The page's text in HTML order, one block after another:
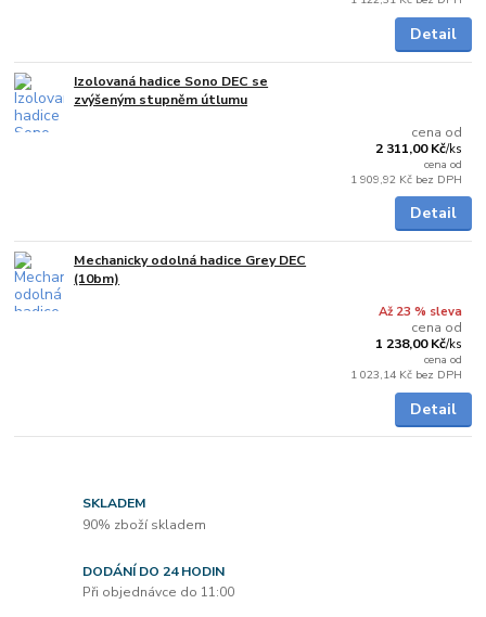
Detail
Izolovaná hadice Sono DEC se
zvýšeným stupněm útlumu
cena od
2 311,00 Kč/ks
cena od
1 909,92 Kč bez DPH
Detail
Mechanicky odolná hadice Grey DEC
(10bm)
Až 23 % sleva
cena od
1 238,00 Kč/ks
cena od
1 023,14 Kč bez DPH
Detail
SKLADEM
90% zboží skladem
DODÁNÍ DO 24 HODIN
Při objednávce do 11:00